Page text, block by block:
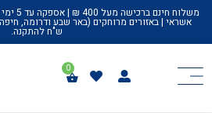
ש"ח להתקנה.